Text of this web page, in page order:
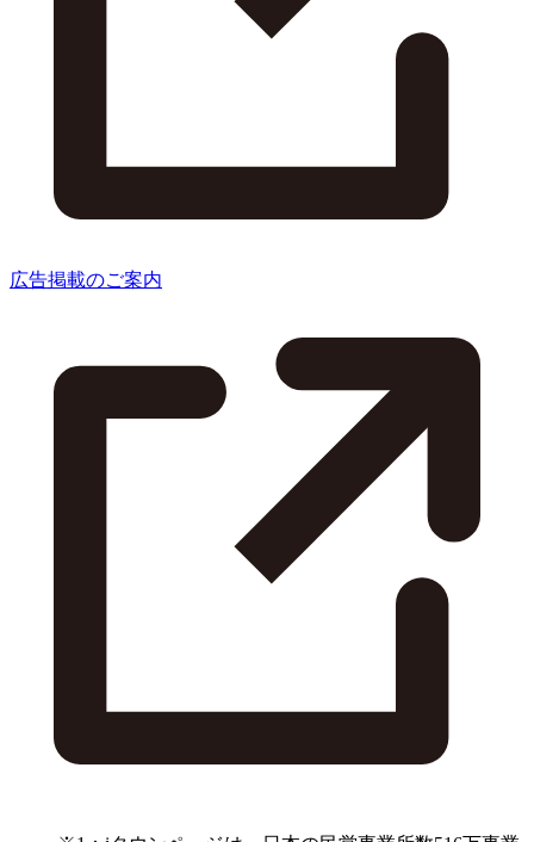
広告掲載のご案内